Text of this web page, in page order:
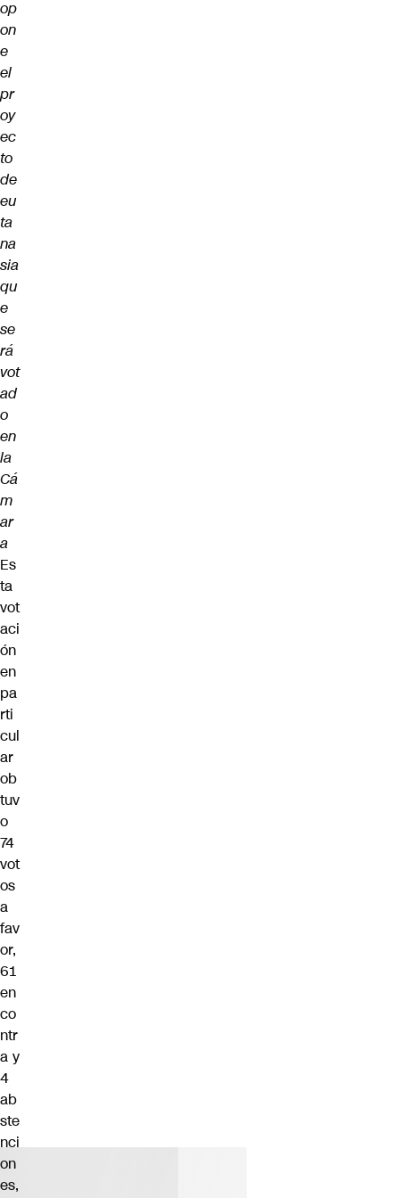
op
on
e
el
pr
oy
ec
to
de
eu
ta
na
sia
qu
e
se
rá
vot
ad
o
en
la
Cá
m
ar
a
Es
ta
vot
aci
ón
en
pa
rti
cul
ar
ob
tuv
o
74
vot
os
a
fav
or,
61
en
co
ntr
a y
4
ab
ste
nci
on
es,